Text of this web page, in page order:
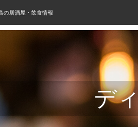
の居酒屋・飲食情報
デ